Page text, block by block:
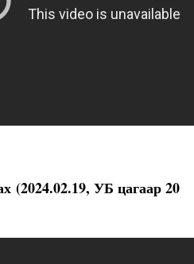
(2024.02.19, УБ цагаар 20